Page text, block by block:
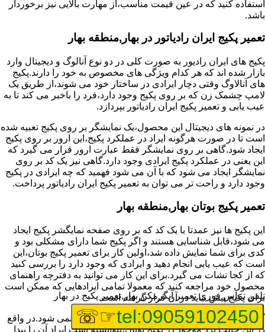
استفاده کنید که در عین قیمت مناسب،از مهارت بالایی نیز برخوردار
باشد.
تعمیر پکیج ایران رادیاتور در بهار,منطقه بهار
پکیج های ایران رادیور به صورت کلی در دو نوع آنالوگ و دیجیتال وارد
بازار شده اند که هر کدام ویژگی های مخصوص به خود را دارند.پکیج
های آنالاوگ وقتی دچار ایرادی در ساختار خود می شوند،از طریق یک
لامپ چشمک زن که بر روی پکیج وجود دارد،فرد را باخبر می کند تا به
عیب یابی و تعمیر پکیج ایران رادیاتور بپردازد.
در نمونه های دیجیتال این محصول،یک نمایشگر بر روی پکیج تعبیه شده
است تا در صورت هرگونه ایراد در عملکرد پکیج،این ارور بر روی پکیج
ایجاد شود.گاهی بر روی نمایشگر فقط عبارت ارور قرار می گیرد که
این یعنی در عملکرد پکیج ایرادی وجود دارد.گاهی نیز یک کد بر روی
نمایشگر ایجاد می شود که با آن می شود فهمید که چه ایرادی در پکیج
وجود دارد و راحت تر می توان به تعمیر پکیج ایران رادیاتور پرداخت.
تعمیر پکیج بوتان بهار,منطقه بهار
این پکیج ها نیز عمدتا با یک کد که بر روی صفحه نمایگشر پکیج ایجاد
می شود،قابل شناسایی هستند و اگر پکیج شما دارای مشکلی بود و
کدی برای شما نمایش داده شد،اولین کار برای تعمیر پکیج بوتان،این
است که عیب یابی انجام دهید و ایرادی که وجود دارد را بررسی کنید
که از کجا نشات می گیرد.برای این کار می توانید به دفترچه راهنمای
محصول خود مراجعه کنید که معمولا تمامی ایرادهایی که ممکن است
برای پکیج پیش بیاید در آن قرار گرفته است.
گاهی نیز هنگام خرابی پکیج،هیچ اروری نمایش داده نمی شود.در واقع
در این حالت برد موجود در پکیج بوتان،نتوانسته است ایراد آن را پیدا
تلفن تماس فوریتعمیر آبگرمکن بهار,تعمیر پکیج در بهار
tel:09059102450
☞☏